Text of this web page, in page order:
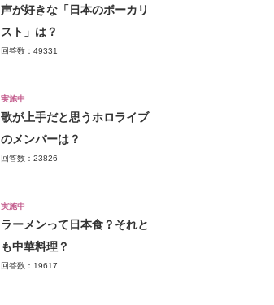
声が好きな「日本のボーカリ
スト」は？
回答数：49331
実施中
歌が上手だと思うホロライブ
のメンバーは？
回答数：23826
実施中
ラーメンって日本食？それと
も中華料理？
回答数：19617